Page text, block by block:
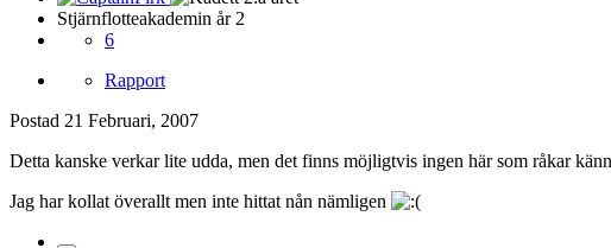
Stjärnflotteakademin år 2
6
Rapport
Postad 21 Februari, 2007
Detta kanske verkar lite udda, men det finns möjligtvis ingen här som råkar
Jag har kollat överallt men inte hittat nån nämligen